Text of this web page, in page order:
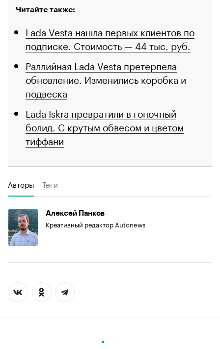
Читайте также:
Lada Vesta нашла первых клиентов по
подписке. Стоимость — 44 тыс. руб.
Раллийная Lada Vesta претерпела
обновление. Изменились коробка и
подвеска
Lada Iskra превратили в гоночный
болид. С крутым обвесом и цветом
тиффани
Авторы Теги
Алексей Панков
Креативный редактор Autonews